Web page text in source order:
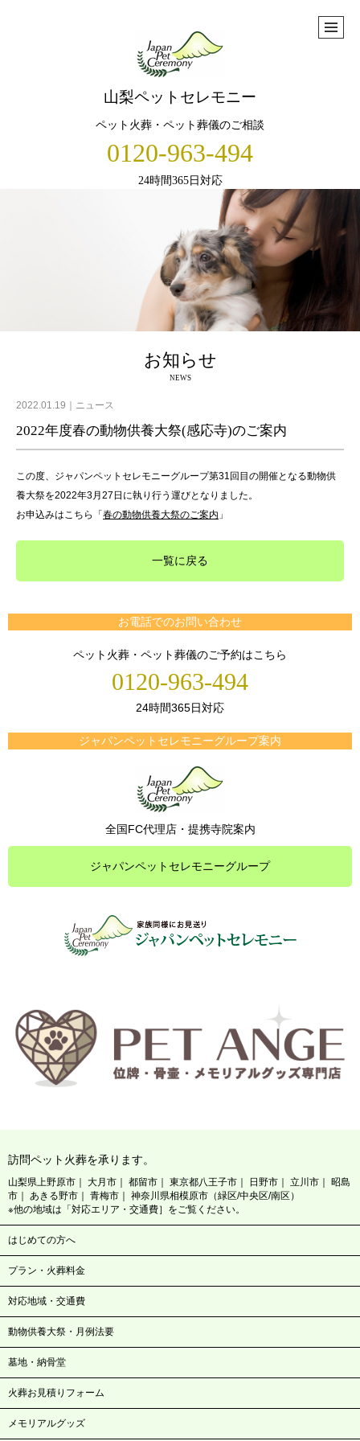
山梨ペットセレモニー
ペット火葬・ペット葬儀のご相談
0120-963-494
24時間365日対応
お知らせ
NEWS
2022.01.19 ニュース
2022年度春の動物供養大祭(感応寺)のご案内
この度、ジャパンペットセレモニーグループ第31回目の開催となる動物供
養大祭を2022年3月27日に執り行う運びとなりました。
お申込みはこちら「 春の動物供養大祭のご案内 」
一覧に戻る
お電話でのお問い合わせ
ペット火葬・ペット葬儀のご予約はこちら
0120-963-494
24時間365日対応
ジャパンペットセレモニーグループ案内
全国FC代理店・提携寺院案内
ジャパンペットセレモニーグループ
訪問ペット火葬を承ります。
山梨県上野原市 大月市 都留市 東京都八王子市 日野市 立川市
昭島
市
あきる野市 青梅市
神奈川県相模原市（緑区/中央区/南区）
※他の地域は「対応エリア・交通費］をご覧ください。
はじめての方へ
プラン・火葬料金
対応地域・交通費
動物供養大祭・月例法要
墓地・納骨堂
火葬お見積りフォーム
メモリアルグッズ